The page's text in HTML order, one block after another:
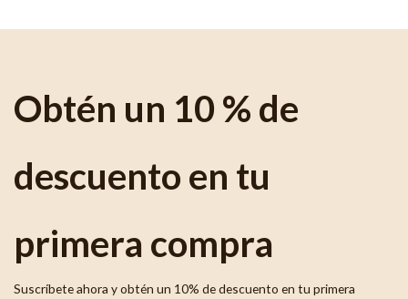
Obtén un 10 % de
descuento en tu
primera compra
Suscríbete ahora y obtén un 10% de descuento en tu primera